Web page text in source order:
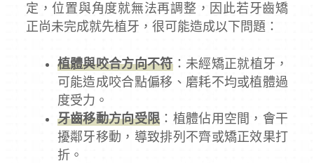
定，位置與角度就無法再調整，因此若牙齒矯
正尚未完成就先植牙，很可能造成以下問題：
植體與咬合方向不符：未經矯正就植牙，
可能造成咬合點偏移、磨耗不均或植體過
度受力。
牙齒移動方向受限 ：植體佔用空間，會干
擾鄰牙移動，導致排列不齊或矯正效果打
折。